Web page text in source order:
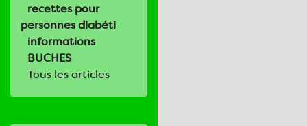
recettes pour
personnes diabéti
informations
BUCHES
Tous les articles